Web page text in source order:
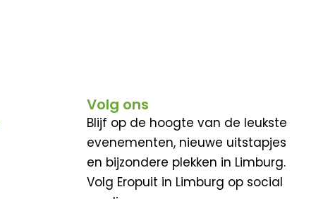
Volg ons
Blijf op de hoogte van de leukste
evenementen, nieuwe uitstapjes
en bijzondere plekken in Limburg.
Volg Eropuit in Limburg op social